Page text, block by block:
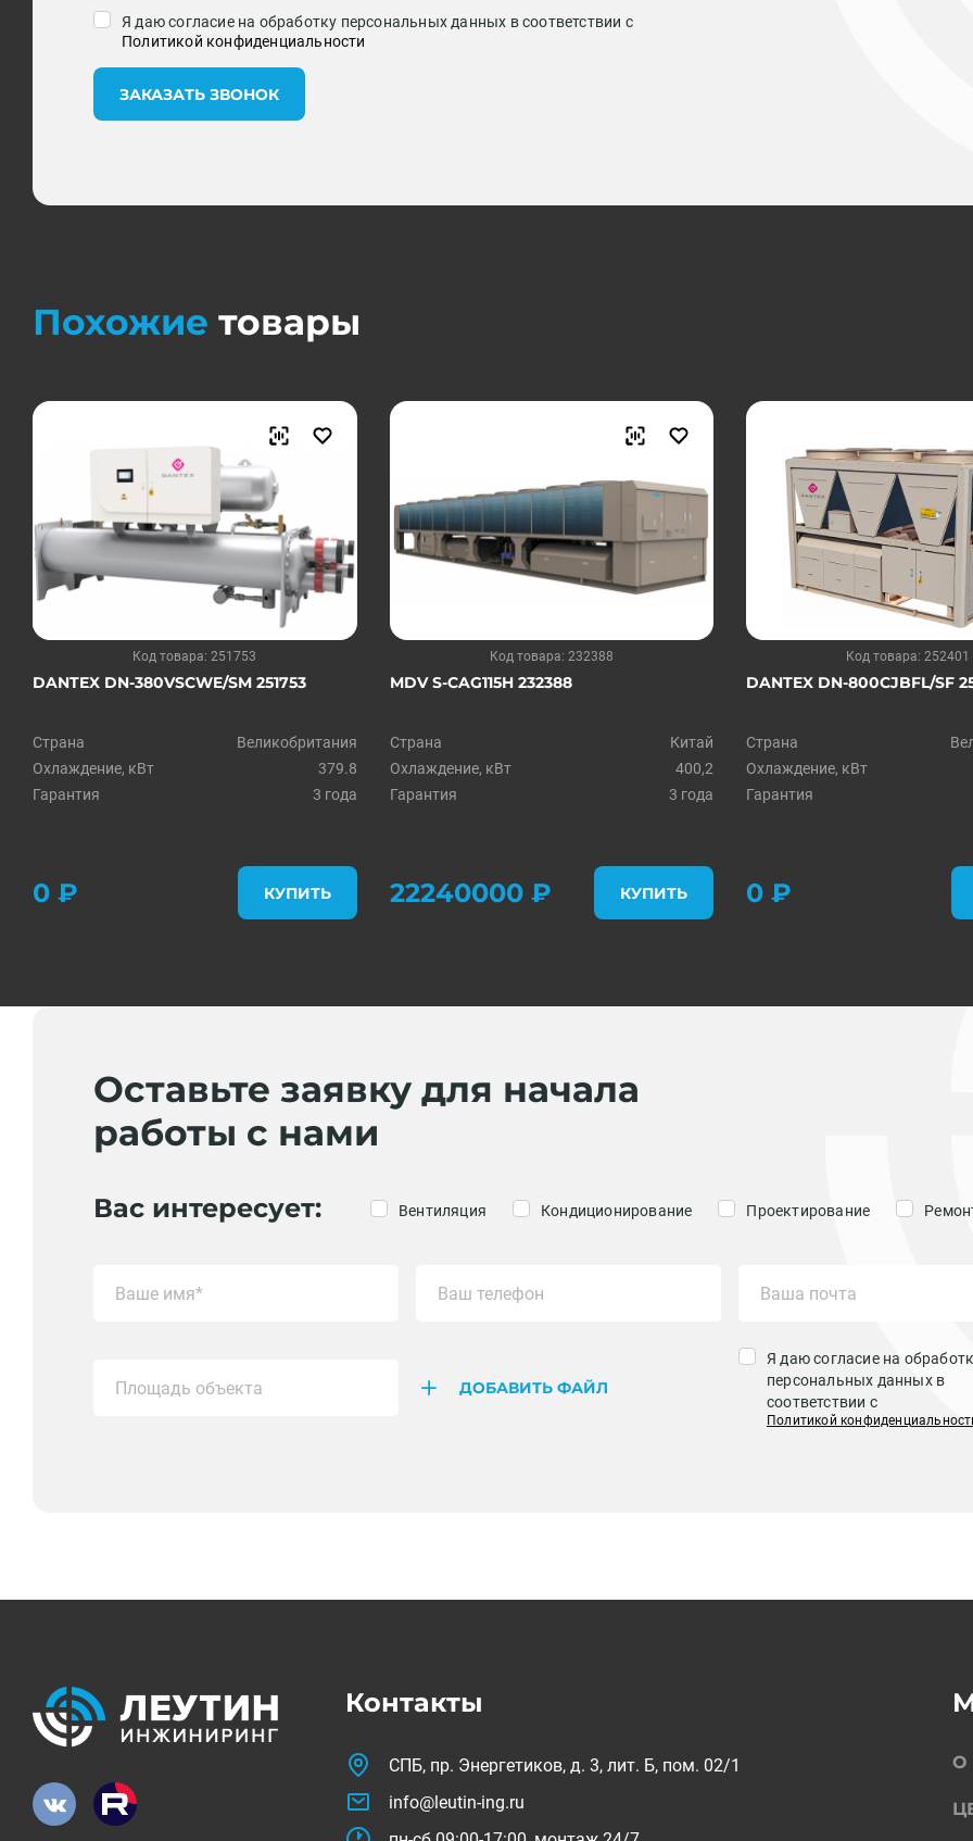
Я даю согласие на обработку персональных данных в соответствии с
Политикой конфиденциальности
ЗАКАЗАТЬ ЗВОНОК
Похожие товары
Код товара: 251753
DANTEX DN-380VSCWE/SM 251753
Страна
Великобритания
Охлаждение, кВт
379.8
Гарантия
3 года
0 ₽ КУПИТЬ
Код товара: 232388
MDV S-CAG115H 232388
Страна
Китай
Охлаждение, кВт
400,2
Гарантия
3 года
22240000 ₽ КУПИТЬ
Код товара: 252401
DANTEX DN-800CJBFL/SF
Страна
Охлаждение, кВт
Гарантия
0 ₽
Оставьте заявку для начала
работы с нами
Вас интересует: Вентиляция Кондиционирование Проектирование
ДОБАВИТЬ ФАЙЛ
Я даю согласие на
персональных данных в
соответствии с
Политикой
Контакты
СПБ, пр. Энергетиков, д. 3, лит. Б, пом. 02/1
info@leutin-ing.ru
О